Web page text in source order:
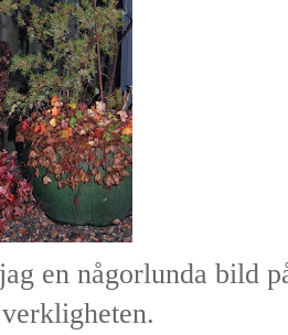
en någorlunda bild